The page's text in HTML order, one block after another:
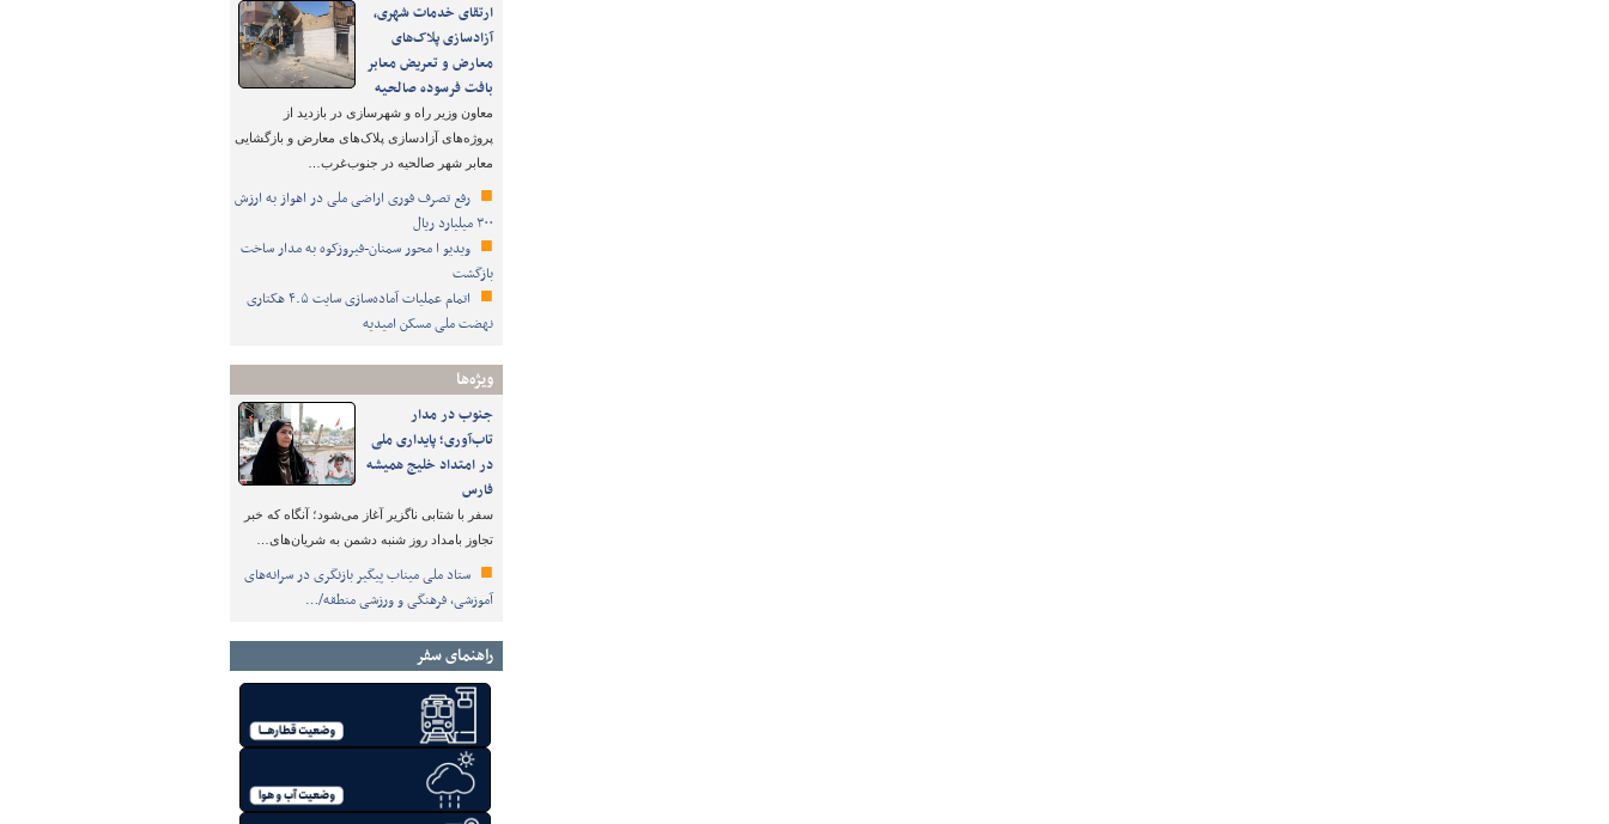
ارتقای خدمات شهری،
آزادسازی پلاک‌های
معارض و تعریض معابر
بافت فرسوده صالحیه
معاون وزیر راه و شهرسازی در بازدید از
پروژه‌های آزادسازی پلاک‌های معارض و بازگشایی
معابر شهر صالحیه در جنوب‌غرب…
رفع تصرف فوری اراضی ملی در اهواز به ارزش
۳۰۰ میلیارد ریال
ویدیو ا محور سمنان-فیروزکوه به مدار ساخت
بازگشت
اتمام عملیات آماده‌سازی سایت ۴.۵ هکتاری
نهضت ملی مسکن امیدیه
ویژه‌ها
جنوب در مدار
تاب‌آوری؛ پایداری ملی
در امتداد خلیج همیشه
فارس
سفر با شتابی ناگزیر آغاز می‌شود؛ آنگاه که خبر
تجاوز بامداد روز شنبه دشمن به شریان‌های…
ستاد ملی میناب پیگیر بازنگری در سرانه‌های
آموزشی، فرهنگی و ورزشی منطقه/…
راهنمای سفر